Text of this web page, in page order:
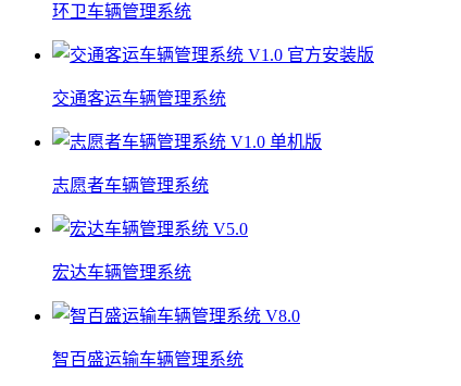
环卫车辆管理系统
交通客运车辆管理系统
志愿者车辆管理系统
宏达车辆管理系统
智百盛运输车辆管理系统